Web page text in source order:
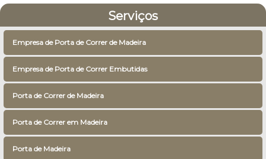
Serviços
Empresa de Porta de Correr de Madeira
Empresa de Porta de Correr Embutidas
Porta de Correr de Madeira
Porta de Correr em Madeira
Porta de Madeira